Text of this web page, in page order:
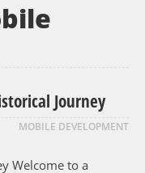
Journey
MOBILE DEVELOPMENT
Welcome to a